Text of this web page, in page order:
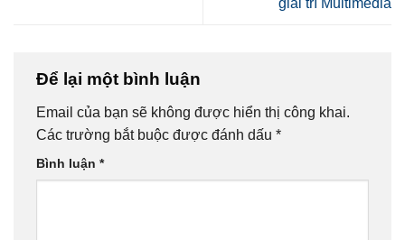
Để lại một bình luận
Email của bạn sẽ không được hiển thị công khai.
Các trường bắt buộc được đánh dấu *
Bình luận *